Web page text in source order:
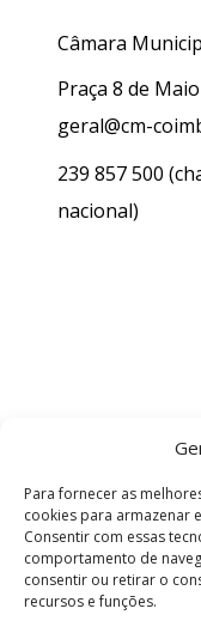
Para fornecer as
cookies para armazenar
Consentir com essas
comportamento de
consentir ou retirar o
recursos e funções.
Câmara
Praça 8 de
geral@cm-
239 857 500
nacional)